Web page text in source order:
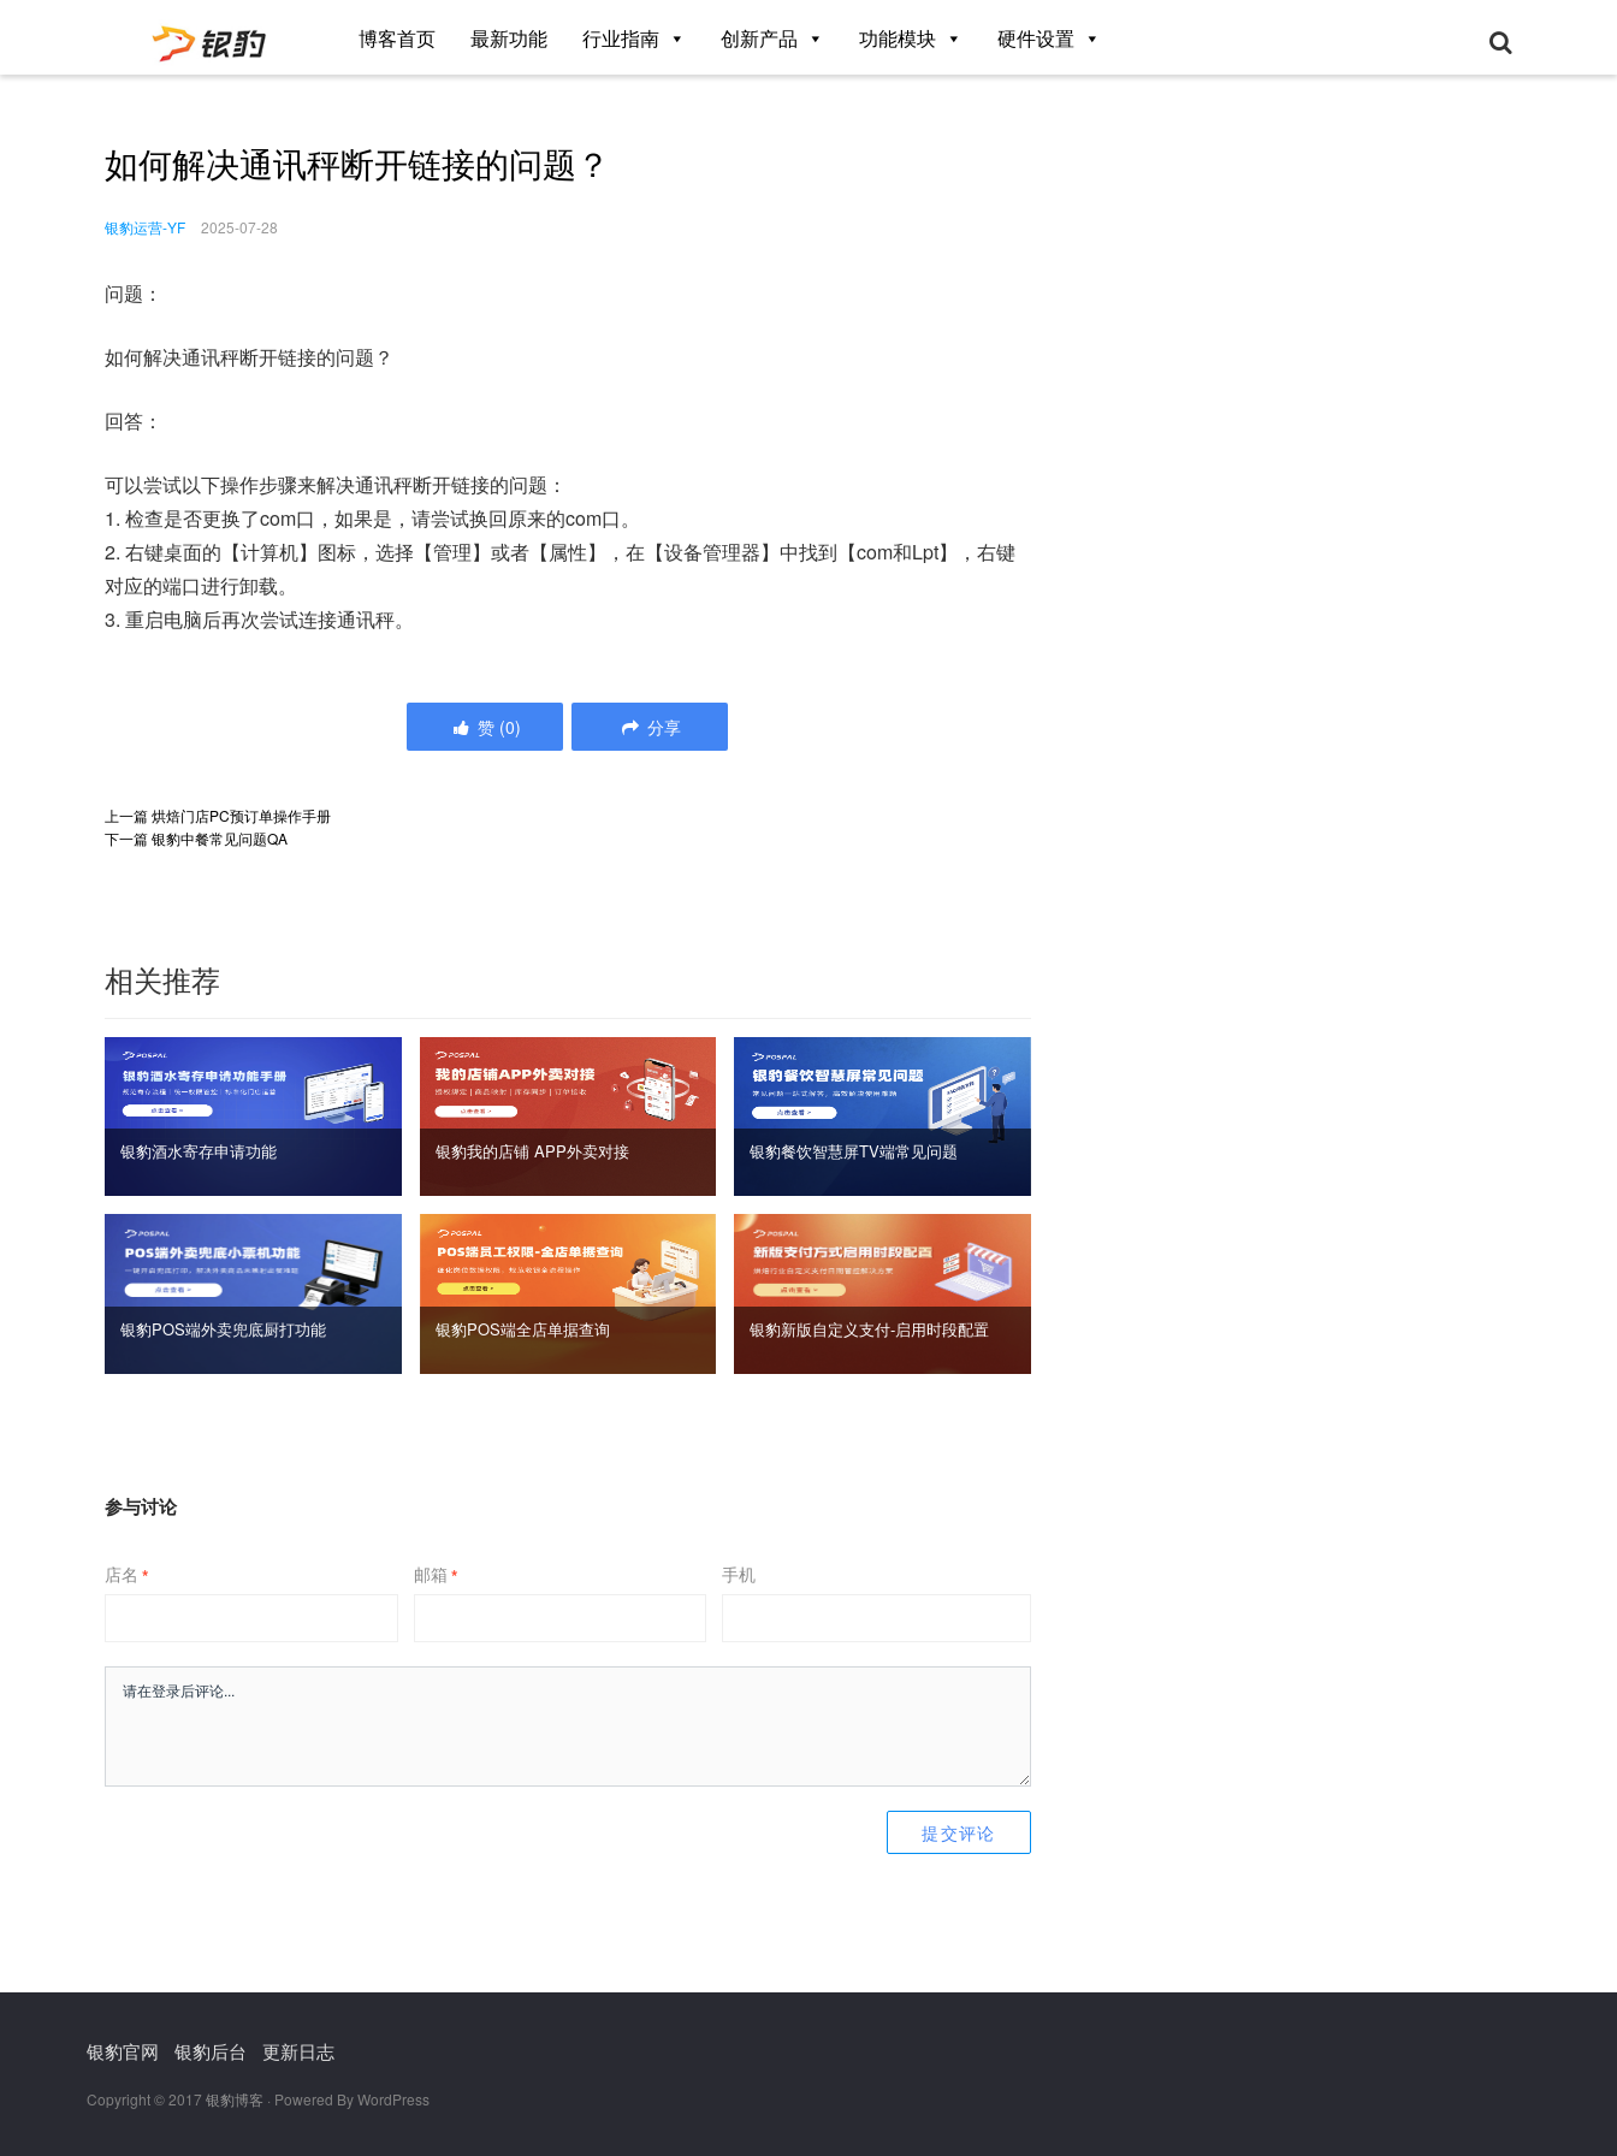
博客首页 最新功能 行业指南 创新产品 功能模块 硬件设置
如何解决通讯秤断开链接的问题？
银豹运营-YF 2025-07-28
问题：
如何解决通讯秤断开链接的问题？
回答：
可以尝试以下操作步骤来解决通讯秤断开链接的问题：
1. 检查是否更换了com口，如果是，请尝试换回原来的com口。
2. 右键桌面的【计算机】图标，选择【管理】或者【属性】，在【设备管理器】中找到【com和Lpt】，右键
对应的端口进行卸载。
3. 重启电脑后再次尝试连接通讯秤。
赞 (0) 分享
上一篇烘焙门店PC预订单操作手册
下一篇银豹中餐常见问题QA
相关推荐
银豹酒水寄存申请功能 银豹我的店铺 APP外卖对接 银豹餐饮智慧屏TV端常见问题
银豹POS端外卖兜底厨打功能 银豹POS端全店单据查询 银豹新版自定义支付‑启用时段配置
参与讨论
店名 * 邮箱 * 手机
银豹官网 银豹后台 更新日志
Copyright © 2017 银豹博客 · Powered By WordPress